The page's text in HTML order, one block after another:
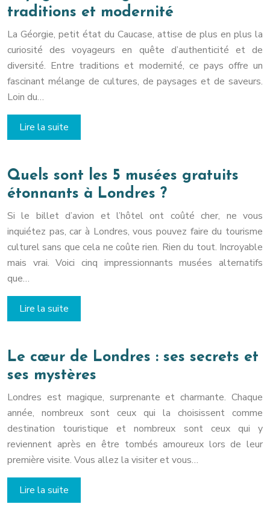
traditions et modernité
La Géorgie, petit état du Caucase, attise de plus en plus la
curiosité des voyageurs en quête d’authenticité et de
diversité. Entre traditions et modernité, ce pays offre un
fascinant mélange de cultures, de paysages et de saveurs.
Loin du…
Lire la suite
Quels sont les 5 musées gratuits
étonnants à Londres ?
Si le billet d’avion et l’hôtel ont coûté cher, ne vous
inquiétez pas, car à Londres, vous pouvez faire du tourisme
culturel sans que cela ne coûte rien. Rien du tout. Incroyable
mais vrai. Voici cinq impressionnants musées alternatifs
que…
Lire la suite
Le cœur de Londres : ses secrets et
ses mystères
Londres est magique, surprenante et charmante. Chaque
année, nombreux sont ceux qui la choisissent comme
destination touristique et nombreux sont ceux qui y
reviennent après en être tombés amoureux lors de leur
première visite. Vous allez la visiter et vous…
Lire la suite